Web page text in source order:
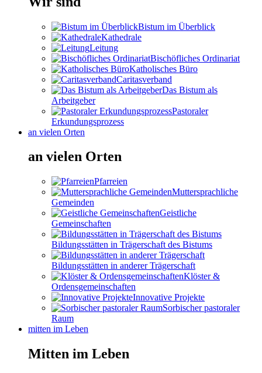
Bistum im Überblick
Kathedrale
Leitung
Bischöfliches Ordinariat
Katholisches Büro
Caritasverband
Das Bistum als
Arbeitgeber
Pastoraler
Erkundungsprozess
an vielen Orten
an vielen Orten
Pfarreien
Muttersprachliche
Gemeinden
Geistliche
Gemeinschaften
Bildungsstätten in Trägerschaft des Bistums
Bildungsstätten in anderer Trägerschaft
Klöster &
Ordensgemeinschaften
Innovative Projekte
Sorbischer pastoraler
Raum
mitten im Leben
Mitten im Leben